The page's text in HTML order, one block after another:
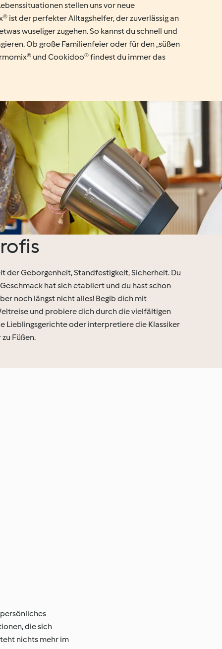
stellen uns vor neue
ist der perfekter Alltagshelfer, der zuverlässig an
wuseliger zugehen. So kannst du schnell und
Ob große Familienfeier oder für den „süßen
und Cookidoo® findest du immer das
der Geborgenheit, Standfestigkeit, Sicherheit. Du
hat sich etabliert und du hast schon
noch längst nicht alles! Begib dich mit
und probiere dich durch die vielfältigen
Lieblingsgerichte oder interpretiere die Klassiker
Füßen.
persönliches
die sich
nichts mehr im